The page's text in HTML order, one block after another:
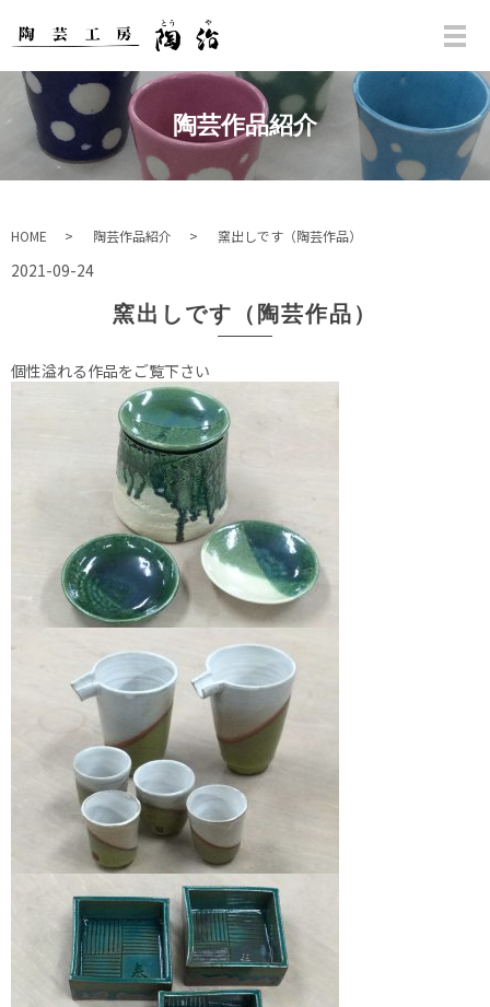
陶芸作品紹介
HOME 陶芸作品紹介 窯出しです（陶芸作品）
2021-09-24
窯出しです（陶芸作品）
個性溢れる作品をご覧下さい